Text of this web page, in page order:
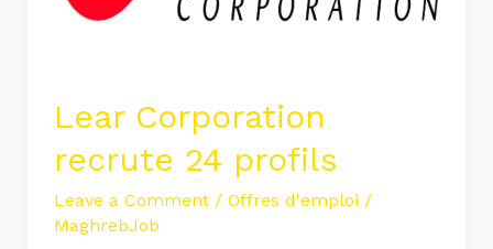
Lear Corporation
recrute 24 profils
Leave a Comment / Offres d'emploi /
MaghrebJob